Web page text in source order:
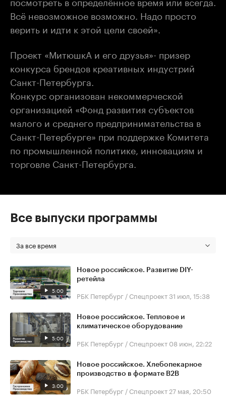
Всё невозможное возможно. Надо просто
верить и идти к этой цели своей».
Проект «МитюшкА и его друзья»- призер
конкурса брендов креативных индустрий
Санкт-Петербурга.
Конкурс организован некоммерческой
организацией «Фонд развития субъектов
малого и среднего предпринимательства в
Санкт-Петербурге» при поддержке Комитета
по промышленной политике, инновациям и
торговле Санкт-Петербурга.
Все выпуски программы
За все время
5:00
Новое российское. Развитие DIY-
ретейла
РБК Петербург / Спецпроект31 июл, 15:38
5:00
Новое российское. Тепловое и
климатическое оборудование
РБК Петербург / Спецпроект 08 июн, 22:22
3:00
Новое российское. Хлебопекарное
производство в формате B2B
РБК Петербург / Спецпроект 27 мая, 20:50